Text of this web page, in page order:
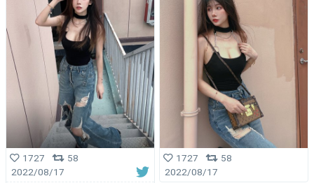
1727
58
2022/08/17
1727
58
2022/08/17